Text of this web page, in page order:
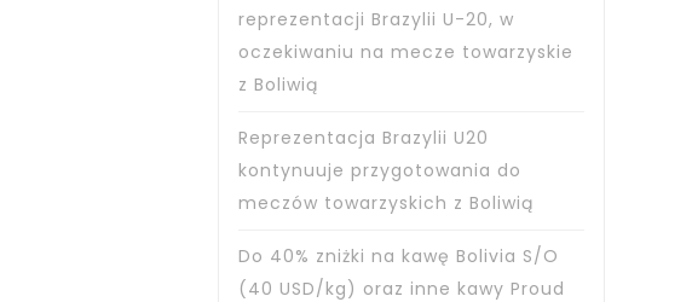
reprezentacji Brazylii U-20, w
oczekiwaniu na mecze towarzyskie
z Boliwią
Reprezentacja Brazylii U20
kontynuuje przygotowania do
meczów towarzyskich z Boliwią
Do 40% zniżki na kawę Bolivia S/O
(40 USD/kg) oraz inne kawy Proud